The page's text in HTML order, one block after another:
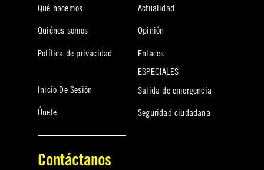
Qué hacemos
Quiénes somos
Política de privacidad
Inicio De Sesión
Únete
Actualidad
Opinión
Enlaces
ESPECIALES
Salida de emergencia
Seguridad ciudadana
Contáctanos